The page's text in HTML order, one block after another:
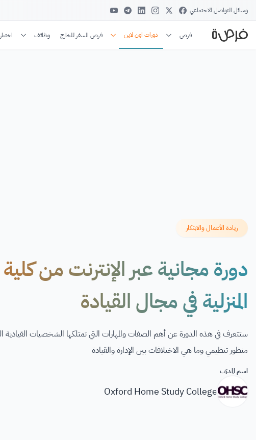
وسائل التواصل الاجتماعي
فرص دورات اون لاين فرص السفر للخارج وظائف
ريادة الأعمال والابتكار
دورة مجانية عبر الإنترنت من
المنزلية في مجال القيادة
ستتعرف في هذه الدورة عن أهم الصفات والمهارات التي تمتلكها الشخصيات
منظور تنظيمي وما هي الاختلافات بين الإدارة والقيادة
اسم المدرّب
Oxford Home Study College